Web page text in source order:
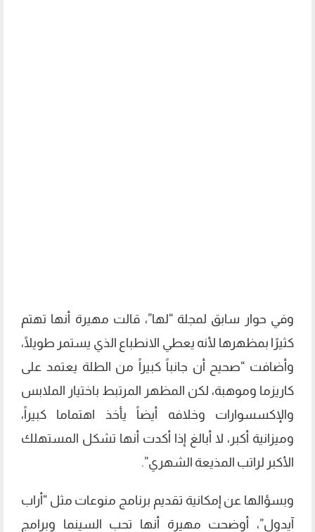
وفي حوار سابق لمجلة “لها”، قالت مهيرة أنها تهتم
كثيرًا بمظهرها لأنه يعطي الانطباع الذي يستمر طويلًا،
وأضافت “صحيح أن جانباً كبيراً من الطلة يعتمد على
كاريزما وموهبة، لكن المظهر المرتبط باختيار الملابس
والإكسسوارات وخلافه أيضاً يأخذ اهتماما كبيراً،
وميزانية أكبر، لا أبالغ إذا أكدت أنها تشكل المستهلك
الأكبر لراتب المذيعة الشهري”.
وبسؤالها عن إمكانية تقديم برنامج منوعات مثل “أراب
آيدول”، أوضحت مهيرة أنها تحب السينما وبرامج